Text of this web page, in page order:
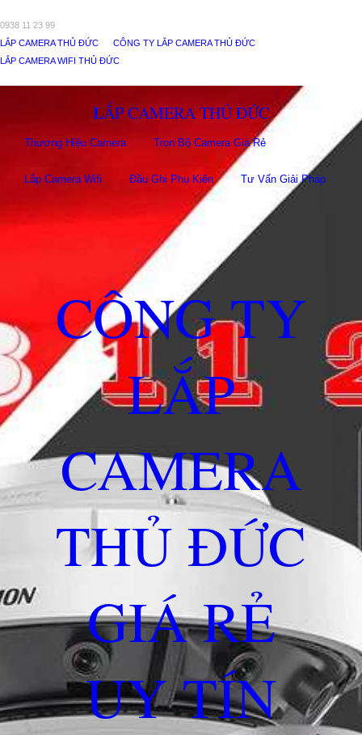
0938 11 23 99
LẮP CAMERA THỦ ĐỨC
CÔNG TY LẮP CAMERA THỦ ĐỨC
LẮP CAMERA WIFI THỦ ĐỨC
LẮP CAMERA THỦ ĐỨC
Thương Hiệu Camera Trọn Bộ Camera Giá Rẻ
Lắp Camera Wifi Đầu Ghi Phụ Kiên Tư Vấn Giải Pháp
CÔNG TY
LẮP
CAMERA
THỦ ĐỨC
GIÁ RẺ
UY TÍN